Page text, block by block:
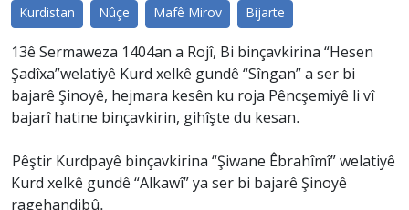
Kurdistan Nûçe Mafê Mirov Bijarte
13ê Sermaweza 1404an a Rojî, Bi binçavkirina “Hesen
Şadîxa”welatiyê Kurd xelkê gundê “Sîngan” a ser bi
bajarê Şinoyê, hejmara kesên ku roja Pêncşemiyê li vî
bajarî hatine binçavkirin, gihîşte du kesan.
Pêştir Kurdpayê binçavkirina “Şiwane Êbrahîmî” welatiyê
Kurd xelkê gundê “Alkawî” ya ser bi bajarê Şinoyê
ragehandibû.